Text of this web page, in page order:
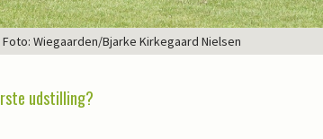
Foto: Wiegaarden/Bjarke Kirkegaard Nielsen
udstilling?